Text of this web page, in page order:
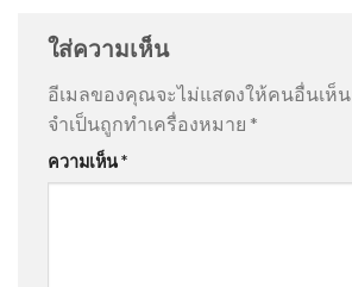
ใส่ความเห็น
อีเมลของคุณจะไม่แสดงให้คนอื่นเห็น
จำเป็นถูกทำเครื่องหมาย *
ความเห็น*